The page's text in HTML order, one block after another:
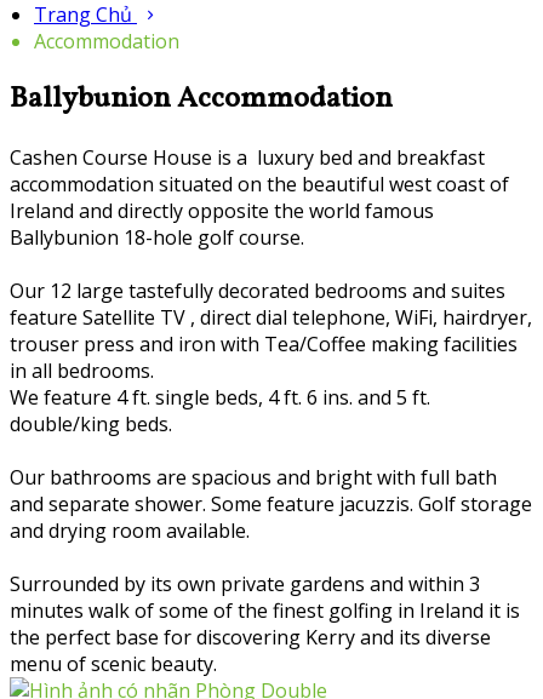
Trang Chủ
Accommodation
Ballybunion Accommodation
Cashen Course House is a luxury bed and breakfast
accommodation situated on the beautiful west coast of
Ireland and directly opposite the world famous
Ballybunion 18-hole golf course.
Our 12 large tastefully decorated bedrooms and suites
feature Satellite TV , direct dial telephone, WiFi, hairdryer,
trouser press and iron with Tea/Coffee making facilities
in all bedrooms.
We feature 4 ft. single beds, 4 ft. 6 ins. and 5 ft.
double/king beds.
Our bathrooms are spacious and bright with full bath
and separate shower. Some feature jacuzzis. Golf storage
and drying room available.
Surrounded by its own private gardens and within 3
minutes walk of some of the finest golfing in Ireland it is
the perfect base for discovering Kerry and its diverse
menu of scenic beauty.